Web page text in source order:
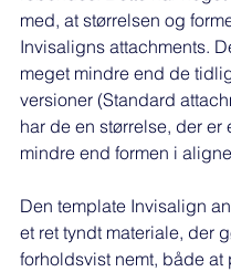
med, at størrelsen og
Invisaligns attachments.
meget mindre end de
versioner (Standard
har de en størrelse, der er
mindre end formen i
Den template Invisalign
et ret tyndt materiale, der
forholdsvist nemt, både at